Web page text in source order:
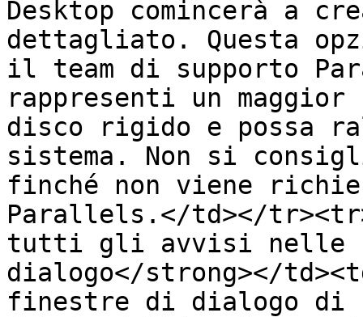
Desktop comincerà a
dettagliato. Questa
il team di supporto
rappresenti un
disco rigido e possa
sistema. Non si
finché non viene
Parallels.</td></
tutti gli avvisi nelle
dialogo</strong></
finestre di dialogo di